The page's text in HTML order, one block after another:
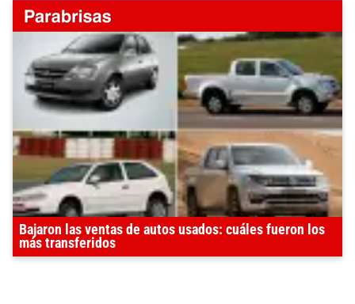
Bajaron las ventas de autos usados: cuáles fueron los
más transferidos